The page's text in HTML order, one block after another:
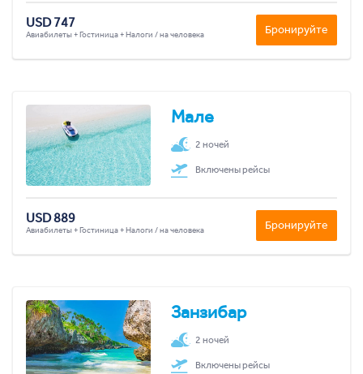
USD 747
Авиабилеты + Гостиница + Налоги / на человека Бронируйте
Мале
2 ночей
Включены рейсы
USD 889
Авиабилеты + Гостиница + Налоги / на человека Бронируйте
Занзибар
2 ночей
Включены рейсы